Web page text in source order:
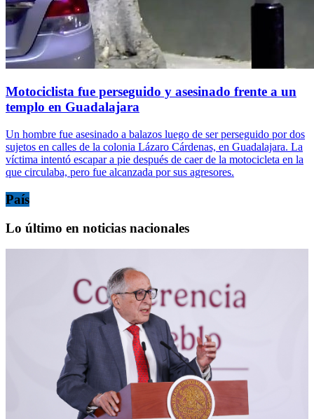
Motociclista fue perseguido y asesinado frente a un
templo en Guadalajara
Un hombre fue asesinado a balazos luego de ser perseguido por dos
sujetos en calles de la colonia Lázaro Cárdenas, en Guadalajara. La
víctima intentó escapar a pie después de caer de la motocicleta en la
que circulaba, pero fue alcanzada por sus agresores.
País
Lo último en noticias nacionales